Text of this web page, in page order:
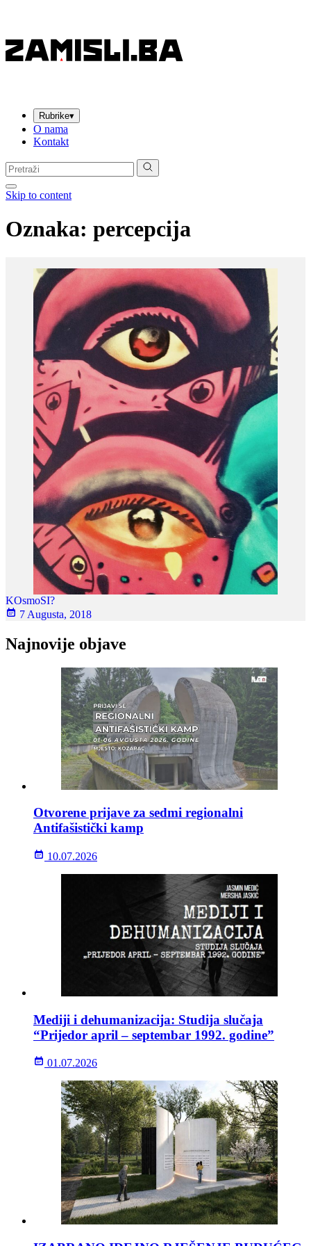
Rubrike▾
O nama
Kontakt
Pretraga:
Skip to content
Oznaka: percepcija
KOsmoSI?
7 Augusta, 2018
Najnovije objave
Otvorene prijave za sedmi regionalni
Antifašistički kamp
10.07.2026
Mediji i dehumanizacija: Studija slučaja
“Prijedor april – septembar 1992. godine”
01.07.2026